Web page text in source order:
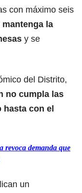
con máximo seis
la
y se
del Distrito,
no cumpla las
hasta con el
revoca demanda que
un